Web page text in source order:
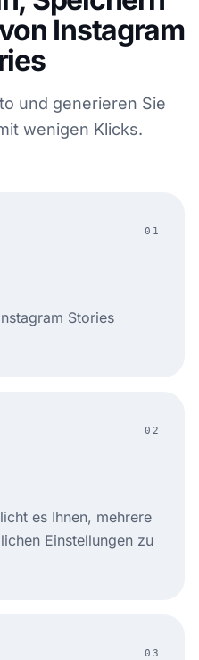
Instagram
und generieren Sie
wenigen Klicks.
01
Stories
02
es Ihnen, mehrere
Einstellungen zu
03